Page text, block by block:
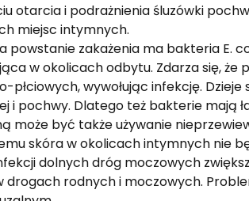
otarcia i podrażnienia śluzówki
miejsc intymnych.
powstanie zakażenia ma bakteria E.
w okolicach odbytu. Zdarza się, że
płciowych, wywołując infekcję.
i pochwy. Dlatego też bakterie mają
może być także używanie
skóra w okolicach intymnych nie
dolnych dróg moczowych
drogach rodnych i moczowych.